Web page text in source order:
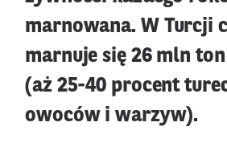
marnowana. W Turcji
marnuje się 26 mln
(aż 25-40 procent
owoców i warzyw).